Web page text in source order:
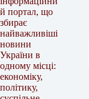
й портал, що
збирає
найважливіші
новини
України в
одному місці:
економіку,
політику,